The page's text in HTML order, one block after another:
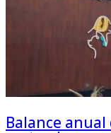
Balance